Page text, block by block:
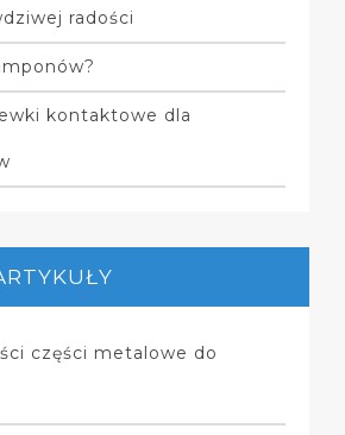
radości
kontaktowe dla
części metalowe do